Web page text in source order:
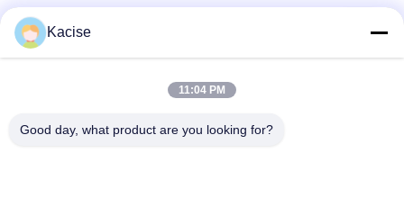
Catégories populaires
Capteur de pression
Kacise
11:04 PM
Good day, what product are you looking for?